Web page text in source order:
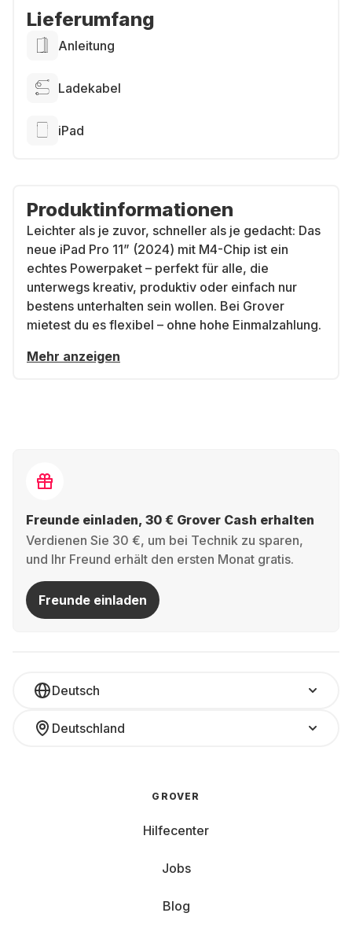
Lieferumfang
Anleitung
Ladekabel
iPad
Produktinformationen
Leichter als je zuvor, schneller als je gedacht: Das
neue iPad Pro 11” (2024) mit M4-Chip ist ein
echtes Powerpaket – perfekt für alle, die
unterwegs kreativ, produktiv oder einfach nur
bestens unterhalten sein wollen. Bei Grover
mietest du es flexibel – ohne hohe Einmalzahlung.
Mehr anzeigen
Freunde einladen, 30 € Grover Cash erhalten
Verdienen Sie 30 €, um bei Technik zu sparen,
und Ihr Freund erhält den ersten Monat gratis.
Freunde einladen
Deutsch
Deutschland
GROVER
Hilfecenter
Jobs
Blog